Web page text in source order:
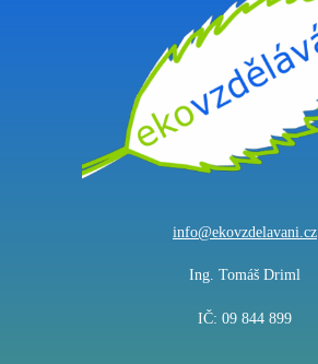
info@ekovzdelavani.cz
Ing. Tomáš Driml
IČ: 09 844 899